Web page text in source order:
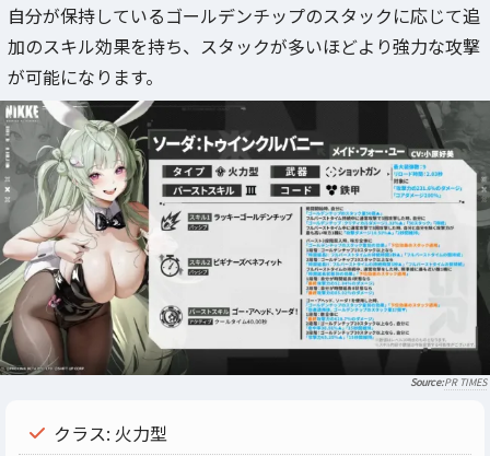
自分が保持しているゴールデンチップのスタックに応じて追
加のスキル効果を持ち、スタックが多いほどより強力な攻撃
が可能になります。
PR TIMES
クラス: 火力型